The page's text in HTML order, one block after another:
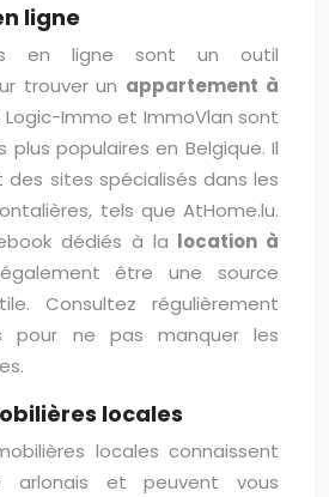
ligne
en ligne sont un outil
trouver un appartement à
Logic-Immo et ImmoVlan sont
plus populaires en Belgique. Il
sites spécialisés dans les
tels que AtHome.lu.
dédiés à la location à
être une source
Consultez régulièrement
pour ne pas manquer les
locales
locales connaissent
arlonais et peuvent vous